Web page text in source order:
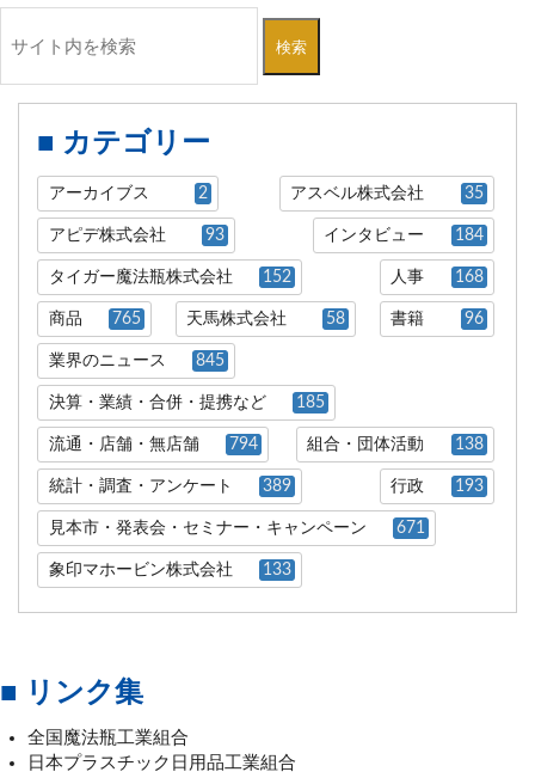
検索
■ カテゴリー
アーカイブス 2 アスベル株式会社 35
アピデ株式会社 93 インタビュー 184
タイガー魔法瓶株式会社 152 人事 168
商品 765 天馬株式会社 58 書籍 96
業界のニュース 845
決算・業績・合併・提携など 185
流通・店舗・無店舗 794 組合・団体活動 138
統計・調査・アンケート 389 行政 193
見本市・発表会・セミナー・キャンペーン 671
象印マホービン株式会社 133
■ リンク集
全国魔法瓶工業組合
日本プラスチック日用品工業組合